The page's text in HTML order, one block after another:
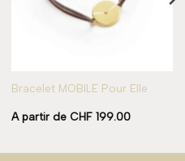
Bracelet MOBILE Pour Elle
A partir de CHF199.00